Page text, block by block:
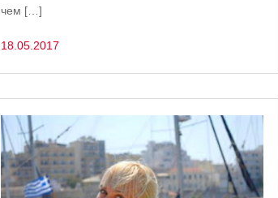
чем […]
18.05.2017